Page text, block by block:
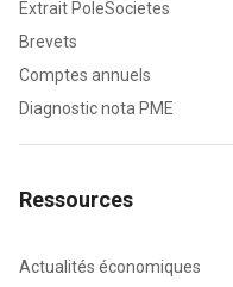
Extrait PoleSocietes
Brevets
Comptes annuels
Diagnostic nota PME
Ressources
Actualités économiques